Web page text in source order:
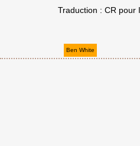
Traduction : CR pour
Ben White